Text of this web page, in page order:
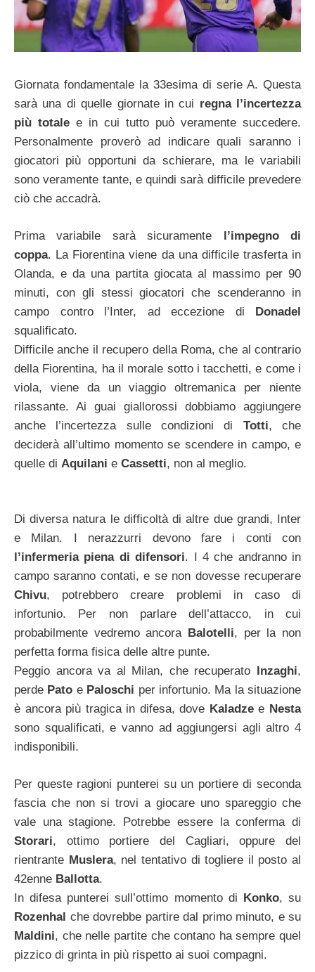
Giornata fondamentale la 33esima di serie A. Questa
sarà una di quelle giornate in cui regna l’incertezza
più totale e in cui tutto può veramente succedere.
Personalmente proverò ad indicare quali saranno i
giocatori più opportuni da schierare, ma le variabili
sono veramente tante, e quindi sarà difficile prevedere
ciò che accadrà.
Prima variabile sarà sicuramente l’impegno di
coppa. La Fiorentina viene da una difficile trasferta in
Olanda, e da una partita giocata al massimo per 90
minuti, con gli stessi giocatori che scenderanno in
campo contro l’Inter, ad eccezione di Donadel
squalificato.
Difficile anche il recupero della Roma, che al contrario
della Fiorentina, ha il morale sotto i tacchetti, e come i
viola, viene da un viaggio oltremanica per niente
rilassante. Ai guai giallorossi dobbiamo aggiungere
anche l’incertezza sulle condizioni di Totti, che
deciderà all’ultimo momento se scendere in campo, e
quelle di Aquilani e Cassetti, non al meglio.
Di diversa natura le difficoltà di altre due grandi, Inter
e Milan. I nerazzurri devono fare i conti con
l’infermeria piena di difensori. I 4 che andranno in
campo saranno contati, e se non dovesse recuperare
Chivu, potrebbero creare problemi in caso di
infortunio. Per non parlare dell’attacco, in cui
probabilmente vedremo ancora Balotelli, per la non
perfetta forma fisica delle altre punte.
Peggio ancora va al Milan, che recuperato
Inzaghi,
perde Pato e Paloschi per infortunio. Ma la situazione
è ancora più tragica in difesa, dove Kaladzee Nesta
sono squalificati, e vanno ad aggiungersi agli altro 4
indisponibili.
Per queste ragioni punterei su un portiere di seconda
fascia che non si trovi a giocare uno spareggio che
vale una stagione. Potrebbe essere la conferma di
Storari, ottimo portiere del Cagliari, oppure del
rientrante Muslera, nel tentativo di togliere il posto al
42enne Ballotta.
In difesa punterei sull’ottimo momento di Konko, su
Rozenhal che dovrebbe partire dal primo minuto, e su
Maldini, che nelle partite che contano ha sempre quel
pizzico di grinta in più rispetto ai suoi compagni.